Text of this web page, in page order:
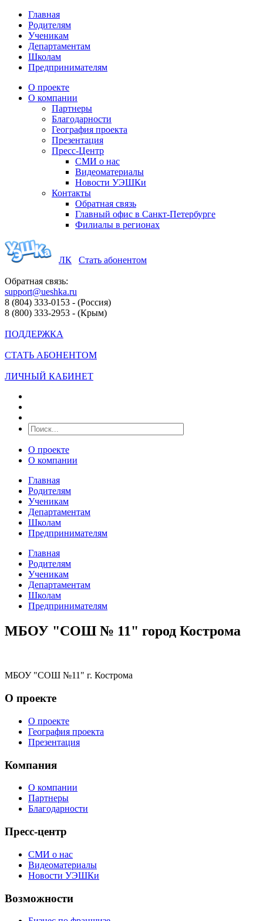
Главная
Родителям
Ученикам
Департаментам
Школам
Предпринимателям
О проекте
О компании
Партнеры
Благодарности
География проекта
Презентация
Пресс-Центр
СМИ о нас
Видеоматериалы
Новости УЭШКи
Контакты
Обратная связь
Главный офис в Санкт-Петербурге
Филиалы в регионах
ЛК Стать абонентом
Обратная связь:
support@ueshka.ru
8 (804) 333-0153 - (Россия)
8 (800) 333-2953 - (Крым)
ПОДДЕРЖКА
СТАТЬ АБОНЕНТОМ
ЛИЧНЫЙ КАБИНЕТ
О проекте
О компании
Главная
Родителям
Ученикам
Департаментам
Школам
Предпринимателям
Главная
Родителям
Ученикам
Департаментам
Школам
Предпринимателям
МБОУ "СОШ № 11" город Кострома
МБОУ "СОШ №11" г. Кострома
О проекте
О проекте
География проекта
Презентация
Компания
О компании
Партнеры
Благодарности
Пресс-центр
СМИ о нас
Видеоматериалы
Новости УЭШКи
Возможности